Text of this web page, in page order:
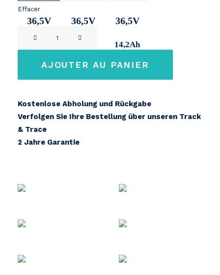
36,5V 36,5V 36,5V
14,2Ah
Effacer
10J
AJOUTER AU PANIER
Kostenlose Abholung und Rückgabe
Verfolgen Sie Ihre Bestellung über unseren Track
& Trace
2 Jahre Garantie